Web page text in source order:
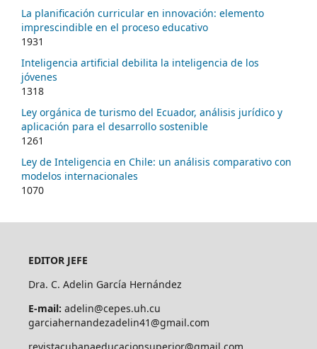
La planificación curricular en innovación: elemento
imprescindible en el proceso educativo
1931
Inteligencia artificial debilita la inteligencia de los
jóvenes
1318
Ley orgánica de turismo del Ecuador, análisis jurídico y
aplicación para el desarrollo sostenible
1261
Ley de Inteligencia en Chile: un análisis comparativo con
modelos internacionales
1070
EDITOR JEFE
Dra. C. Adelin García Hernández
E-mail: adelin@cepes.uh.cu
garciahernandezadelin41@gmail.com